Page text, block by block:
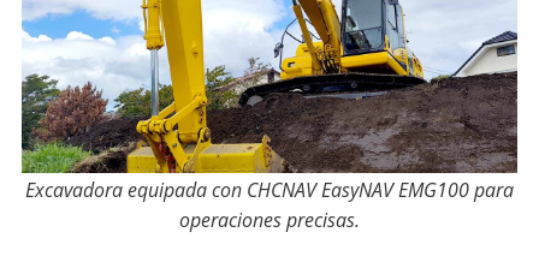
Excavadora equipada con CHCNAV EasyNAV EMG100 para
operaciones precisas.